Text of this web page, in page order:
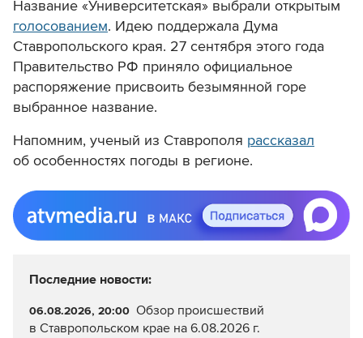
Название «Университетская» выбрали открытым
голосованием. Идею поддержала Дума
Ставропольского края. 27 сентября этого года
Правительство РФ приняло официальное
распоряжение присвоить безымянной горе
выбранное название.
Напомним, ученый из Ставрополя рассказал
об особенностях погоды в регионе.
Последние новости:
06.08.2026, 20:00 Обзор происшествий
в Ставропольском крае на 6.08.2026 г.